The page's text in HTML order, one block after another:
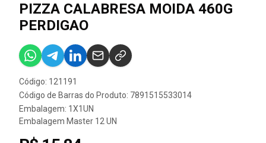
PIZZA CALABRESA MOIDA 460G
PERDIGAO
Código: 121191
Código de Barras do Produto: 7891515533014
Embalagem: 1X1UN
Embalagem Master 12 UN